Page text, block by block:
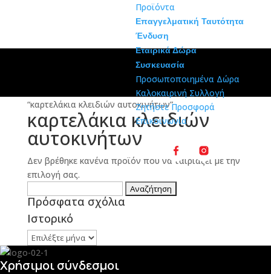
Προϊόντα
Επαγγελματική Ταυτότητα
Ένδυση
Εταιρικά Δώρα
Συσκευασία
Προσωποποιημένα Δώρα
Καλοκαιρινή Συλλογή
Ζητήστε Προσφορά
Επικοινωνία
Προϊόντα με ετικέτα
“καρτελάκια κλειδιών αυτοκινήτων”
καρτελάκια κλειδιών
αυτοκινήτων
Δεν βρέθηκε κανένα προϊόν που να ταιριάζει με την
επιλογή σας.
για:
Πρόσφατα σχόλια
Ιστορικό
Ιστορικό
Χρήσιμοι σύνδεσμοι